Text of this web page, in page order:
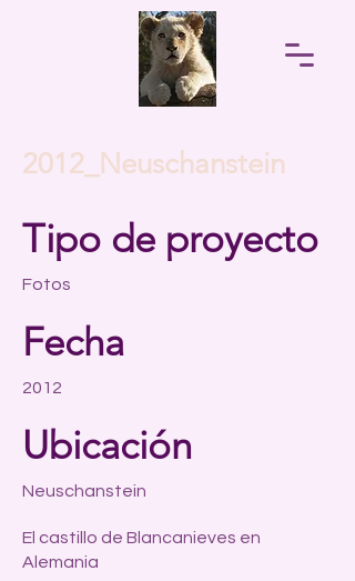
2012_Neuschanstein
Tipo de proyecto
Fotos
Fecha
2012
Ubicación
Neuschanstein
El castillo de Blancanieves en
Alemania